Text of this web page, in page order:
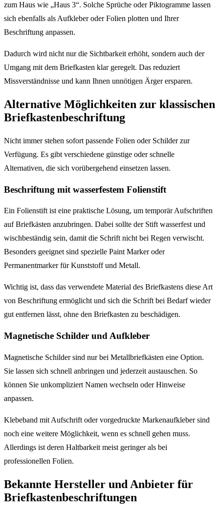
zum Haus wie „Haus 3“. Solche Sprüche oder Piktogramme lassen
sich ebenfalls als Aufkleber oder Folien plotten und Ihrer
Beschriftung anpassen.
Dadurch wird nicht nur die Sichtbarkeit erhöht, sondern auch der
Umgang mit dem Briefkasten klar geregelt. Das reduziert
Missverständnisse und kann Ihnen unnötigen Ärger ersparen.
Alternative Möglichkeiten zur klassischen
Briefkastenbeschriftung
Nicht immer stehen sofort passende Folien oder Schilder zur
Verfügung. Es gibt verschiedene günstige oder schnelle
Alternativen, die sich vorübergehend einsetzen lassen.
Beschriftung mit wasserfestem Folienstift
Ein Folienstift ist eine praktische Lösung, um temporär Aufschriften
auf Briefkästen anzubringen. Dabei sollte der Stift wasserfest und
wischbeständig sein, damit die Schrift nicht bei Regen verwischt.
Besonders geeignet sind spezielle Paint Marker oder
Permanentmarker für Kunststoff und Metall.
Wichtig ist, dass das verwendete Material des Briefkastens diese Art
von Beschriftung ermöglicht und sich die Schrift bei Bedarf wieder
gut entfernen lässt, ohne den Briefkasten zu beschädigen.
Magnetische Schilder und Aufkleber
Magnetische Schilder sind nur bei Metallbriefkästen eine Option.
Sie lassen sich schnell anbringen und jederzeit austauschen. So
können Sie unkompliziert Namen wechseln oder Hinweise
anpassen.
Klebeband mit Aufschrift oder vorgedruckte Markenaufkleber sind
noch eine weitere Möglichkeit, wenn es schnell gehen muss.
Allerdings ist deren Haltbarkeit meist geringer als bei
professionellen Folien.
Bekannte Hersteller und Anbieter für
Briefkastenbeschriftungen